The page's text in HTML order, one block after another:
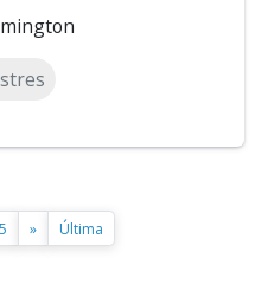
5 » Última